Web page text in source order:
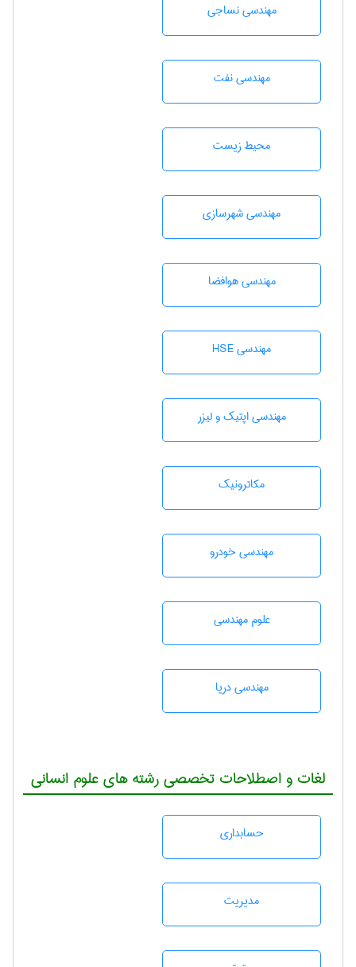
مهندسي نساجی
مهندسی نفت
محيط زيست
مهندسی شهرسازی
مهندسی هوافضا
مهندسی HSE
مهندسی اپتیک و لیزر
مکاترونیک
مهندسی خودرو
علوم مهندسی
مهندسی دریا
لغات و اصطلاحات تخصصی رشته های علوم انسانی
حسابداری
مديريت